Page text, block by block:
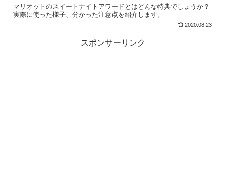
マリオットのスイートナイトアワードとはどんな特典でしょうか？
実際に使った様子、分かった注意点を紹介します。
2020.08.23
スポンサーリンク